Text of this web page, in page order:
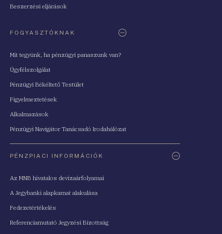
Beszerzési eljárások
FOGYASZTÓKNAK
Mit tegyünk, ha pénzügyi panaszunk van?
Ügyfélszolgálat
Pénzügyi Békéltető Testület
Figyelmeztetések
Alkalmazások
Pénzügyi Navigátor Tanácsadó Irodahálózat
PÉNZPIACI INFORMÁCIÓK
Az MNB hivatalos devizaárfolyamai
A Jegybanki alapkamat alakulása
Fedezetértékelés
Referenciamutató Jegyzési Bizottság